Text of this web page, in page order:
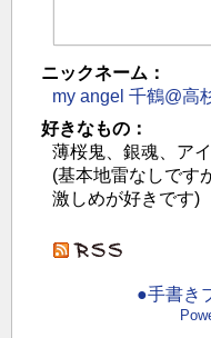
ニックネーム：
my angel 千鶴@高
好きなもの：
薄桜鬼、銀魂、ア
(基本地雷なしです
激しめが好きです)
●手書き